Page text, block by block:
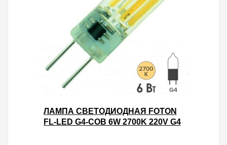
ЛАМПА СВЕТОДИОДНАЯ FOTON
FL-LED G4-COB 6W 2700K 220V G4